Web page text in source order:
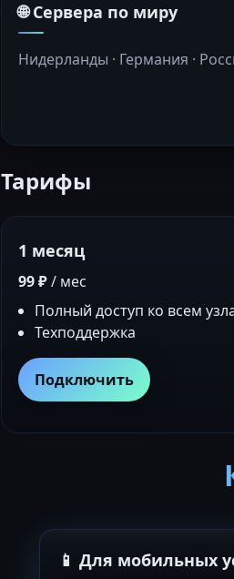
🌐 Сервера по миру
Нидерланды · Германия ·
Тарифы
1 месяц
99 ₽/ мес
Полный доступ ко всем
Техподдержка
Подключить
📱 Для мобильных